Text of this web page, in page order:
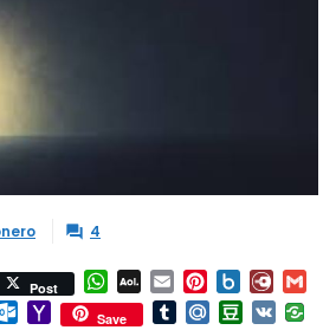
 4
Post WhatsApp
AOL
Mail
Email Pinterest
Box.net
Outlook.com
YahooSave TumblrMail.RuDouban
VK